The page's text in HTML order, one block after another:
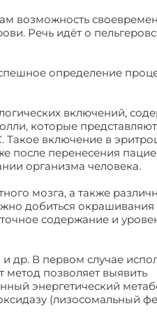
возможность
Речь идёт о
определение
включений,
которые
Такое включение в
после перенесения
организма человека.
мозга, а также
добиться окрашивания
содержание и
др. В первом случае
метод позволяет выявить
энергетический
(лизосомальный